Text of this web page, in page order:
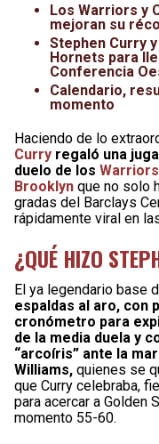
Los Warriors y
mejoran su
Stephen Curry
Hornets para
Conferencia
Calendario,
momento
Haciendo de lo
Curry regaló una
duelo de los
Brooklyn que no solo
gradas del Barclays
rápidamente viral en
¿QUÉ HIZO
El ya legendario base
espaldas al aro, con
cronómetro para
de la media duela y
“arcoíris” ante la
Williams, quienes se
que Curry celebraba,
para acercar a Golden
momento 55-60.